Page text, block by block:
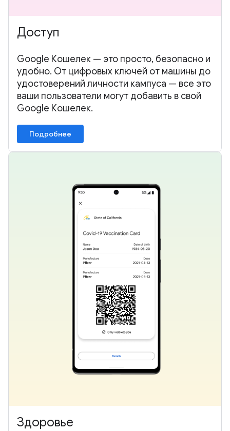
Доступ
Google Кошелек — это просто, безопасно и
удобно. От цифровых ключей от машины до
удостоверений личности кампуса — все это
ваши пользователи могут добавить в свой
Google Кошелек.
Подробнее
Здоровье